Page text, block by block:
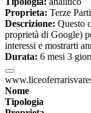
Proprieta: Terze Parti
Descrizione: Questo
proprietà di Google)
interessi e mostrarti
Durata: 6 mesi 3
Nome
Tipologia